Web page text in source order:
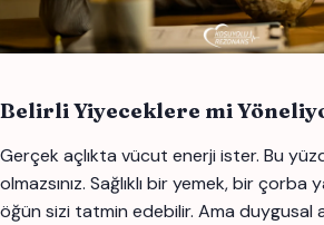
Belirli Yiyeceklere mi
Gerçek açlıkta vücut enerji ister. Bu
olmazsınız. Sağlıklı bir yemek, bir
öğün sizi tatmin edebilir. Ama duygusal